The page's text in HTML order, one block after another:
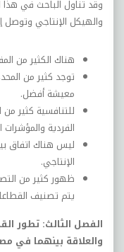
وقد تناول الباحث في
والهيكل الإنتاجي
هناك الكثير من
توجد كثير من
معيشة أفضل.
للتنافسية كثير
الفردية والمؤشرات
ليس هناك اتفاق
الإنتاجي.
ظهور كثير من
يتم تصنيف
الفصل الثالث: تطور
والعلاقة بينهما في